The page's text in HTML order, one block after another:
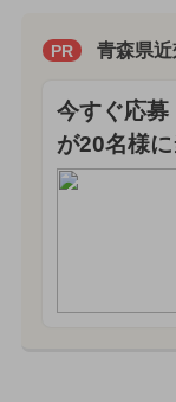
PR 青森県
今すぐ応募
が20名様